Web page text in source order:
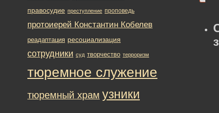
правосудие преступление проповедь
протоиерей Константин Кобелев
реадаптация ресоциализация
сотрудники суд творчество терроризм
тюремное служение
тюремный храм узники